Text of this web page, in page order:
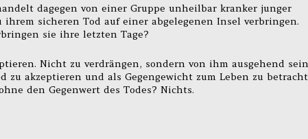
dagegen von einer Gruppe unheilbar kranker junger
sicheren Tod auf einer abgelegenen Insel verbringen.
sie ihre letzten Tage?
Nicht zu verdrängen, sondern von ihm ausgehend sein
zu akzeptieren und als Gegengewicht zum Leben zu
den Gegenwert des Todes? Nichts.